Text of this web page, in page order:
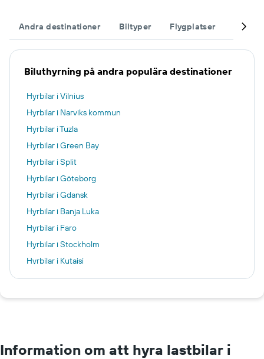
Andra destinationer Biltyper Flygplatser
Biluthyrning på andra populära destinationer
Hyrbilar i Vilnius
Hyrbilar i Narviks kommun
Hyrbilar i Tuzla
Hyrbilar i Green Bay
Hyrbilar i Split
Hyrbilar i Göteborg
Hyrbilar i Gdansk
Hyrbilar i Banja Luka
Hyrbilar i Faro
Hyrbilar i Stockholm
Hyrbilar i Kutaisi
Hyrbilar i Edinburgh
Hyrbilar i Helsingborg
Information om att hyra lastbilar i